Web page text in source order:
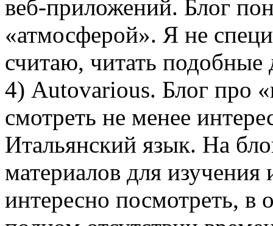
веб-приложений. Блог
«атмосферой». Я не
считаю, читать подобные
4) Autovarious. Блог про
смотреть не менее
Итальянский язык. На
материалов для изучения
интересно посмотреть, в